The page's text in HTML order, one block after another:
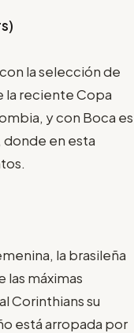
la selección de
la reciente Copa
y con Boca es
donde en esta
la brasileña
las máximas
Corinthians su
está arropada por